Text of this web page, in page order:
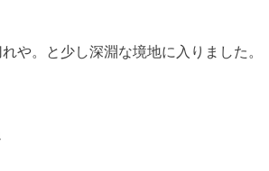
や。と少し深淵な境地に入りました。